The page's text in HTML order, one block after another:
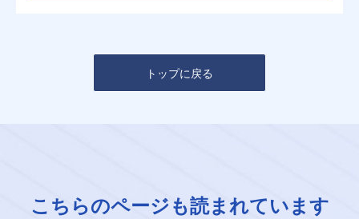
トップに戻る
こちらのページも読まれています